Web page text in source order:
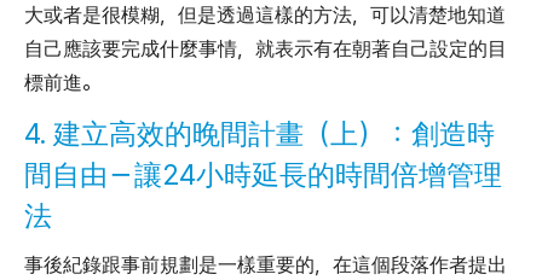
大或者是很模糊，但是透過這樣的方法，可以清楚地知道
自己應該要完成什麼事情，就表示有在朝著自己設定的目
標前進。
4. 建立高效的晚間計畫（上）：創造時
間自由－讓24小時延長的時間倍增管理
法
事後紀錄跟事前規劃是一樣重要的，在這個段落作者提出